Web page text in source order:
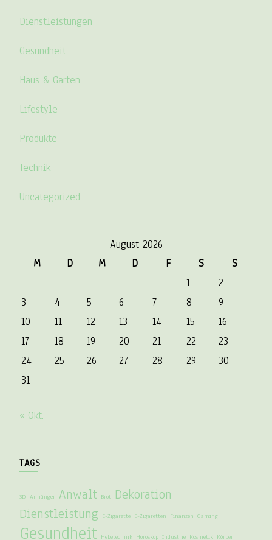
Dienstleistungen
Gesundheit
Haus & Garten
Lifestyle
Produkte
Technik
Uncategorized
August 2026
M
D M D F S
S
1
2
3
4 5 6 7 8
9
10
11 12 13 14 15
16
17
18 19 20 21 22
23
24
25 26 27 28 29
30
31
« Okt.
TAGS
3D Anhänger Anwalt Brot
Dekoration
Dienstleistung
E-Zigarette E-Zigaretten Finanzen Gaming
Gesundheit Hebetechnik Horoskop Industrie Kosmetik Körper